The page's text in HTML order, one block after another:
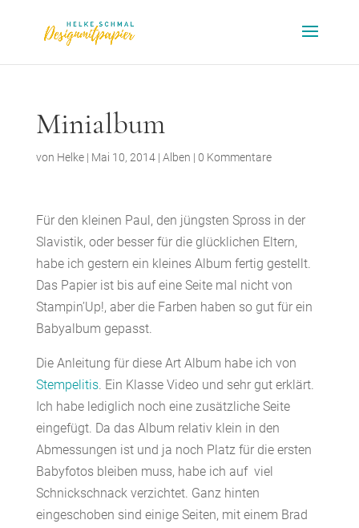
Minialbum
von Helke| Mai 10, 2014| Alben | 0 Kommentare
Für den kleinen Paul, den jüngsten Spross in der
Slavistik, oder besser für die glücklichen Eltern,
habe ich gestern ein kleines Album fertig gestellt.
Das Papier ist bis auf eine Seite mal nicht von
Stampin’Up!, aber die Farben haben so gut für ein
Babyalbum gepasst.
Die Anleitung für diese Art Album habe ich von
Stempelitis. Ein Klasse Video und sehr gut erklärt.
Ich habe lediglich noch eine zusätzliche Seite
eingefügt. Da das Album relativ klein in den
Abmessungen ist und ja noch Platz für die ersten
Babyfotos bleiben muss, habe ich auf viel
Schnickschnack verzichtet. Ganz hinten
eingeschoben sind einige Seiten, mit einem Brad